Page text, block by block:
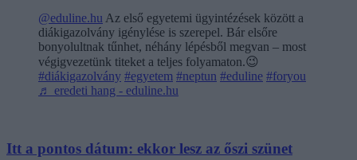
@eduline.hu Az első egyetemi ügyintézések között a
diákigazolvány igénylése is szerepel. Bár elsőre
bonyolultnak tűnhet, néhány lépésből megvan – most
végigvezetünk titeket a teljes folyamaton.😉
#diákigazolvány #egyetem #neptun #eduline #foryou
♬ eredeti hang - eduline.hu
Itt a pontos dátum: ekkor lesz az őszi szünet